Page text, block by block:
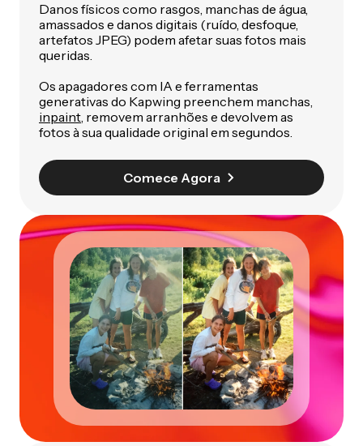
Danos físicos como rasgos, manchas de água,
amassados e danos digitais (ruído, desfoque,
artefatos JPEG) podem afetar suas fotos mais
queridas.
Os apagadores com IA e ferramentas
generativas do Kapwing preenchem manchas,
inpaint, removem arranhões e devolvem as
fotos à sua qualidade original em segundos.
Comece Agora